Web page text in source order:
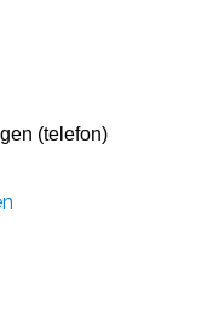
(telefon)